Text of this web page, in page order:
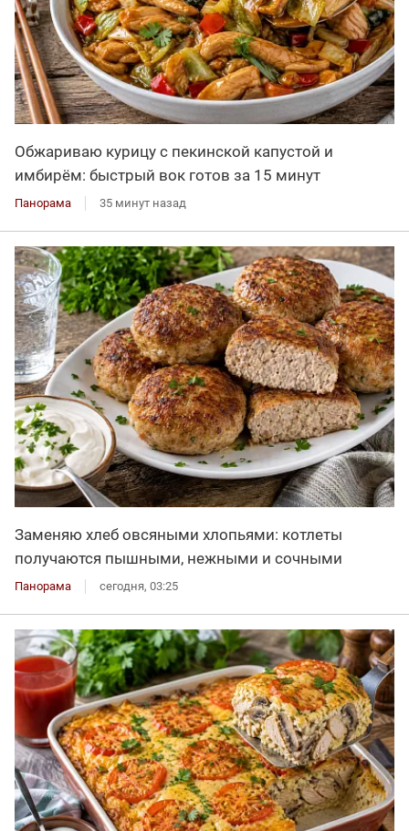
Обжариваю курицу с пекинской капустой и
имбирём: быстрый вок готов за 15 минут
Панорама 35 минут назад
Заменяю хлеб овсяными хлопьями: котлеты
получаются пышными, нежными и сочными
Панорама сегодня, 03:25